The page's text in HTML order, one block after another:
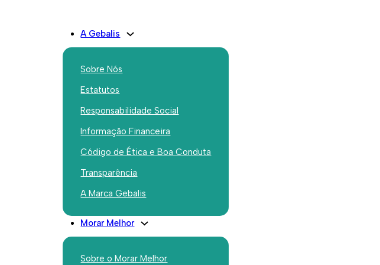
A Gebalis
Sobre Nós
Estatutos
Responsabilidade Social
Informação Financeira
Código de Ética e Boa Conduta
Transparência
A Marca Gebalis
Morar Melhor
Sobre o Morar Melhor
Encerramento provisório do
Gabinete de Intervenção
Local da Alta de Lisboa